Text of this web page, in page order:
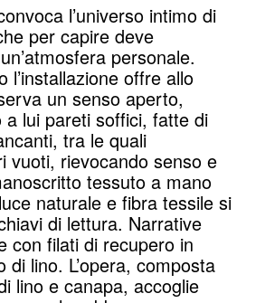
l’universo intimo di
per capire deve
personale.
l’installazione offre allo
un senso aperto,
a lui pareti soffici, fatte di
tra le quali
vuoti, rievocando senso e
tessuto a mano
naturale e fibra tessile si
di lettura. Narrative
con filati di recupero in
di lino. L’opera, composta
lino e canapa, accoglie